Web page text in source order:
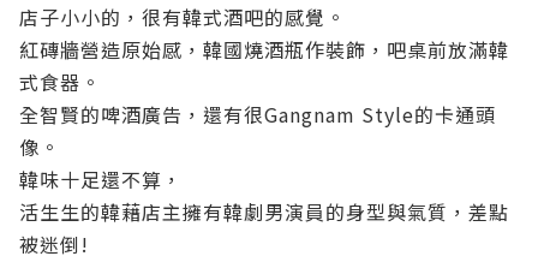
店子小小的，很有韓式酒吧的感覺。
紅磚牆營造原始感，韓國燒酒瓶作裝飾，吧桌前放滿韓
式食器。
全智賢的啤酒廣告，還有很Gangnam Style的卡通頭
像。
韓味十足還不算，
活生生的韓藉店主擁有韓劇男演員的身型與氣質，差點
被迷倒!